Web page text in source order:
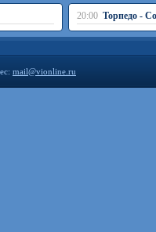
20:00 Торпедо -
mail@vionline.ru